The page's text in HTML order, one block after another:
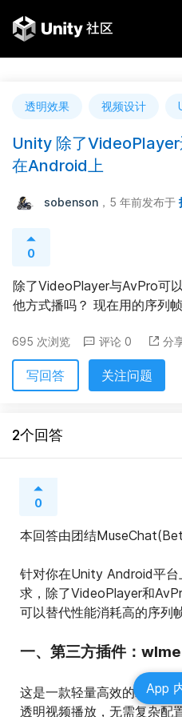
透明效果 视频设计
Unity 除了
在Android上
sobenson ，5 年前发布于
0
除了VideoPlayer与AvPro可
他方式播吗？ 现在用的序列帧
695 次浏览 评论 0 分
写回答 关注问题
2个回答
0
本回答由团结
针对你在Unity Android平台
求，除了VideoPlayer和
可以替代性能消耗高的序列
一、第三方插件：
这是一款轻量高效的
透明视频播放，无需复杂配
App